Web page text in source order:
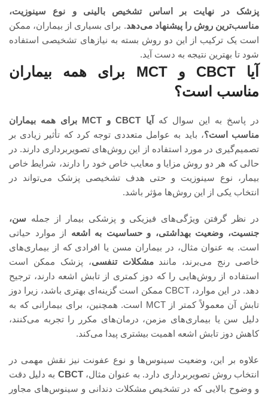
پزشک در نهایت بر اساس تشخیص بالینی و نوع سینوزیت،
مناسب‌ترین روش را پیشنهاد می‌دهد. برای بسیاری از بیماران، ممکن
است یک ترکیب از این دو روش بسته به نیازهای تشخیصی استفاده
شود تا بهترین نتیجه به دست آید.
آیا CBCT و MCT برای همه بیماران
مناسب است؟
در پاسخ به این سوال که
آیا CBCT و MCT برای همه بیماران
مناسب است؟، باید به عوامل متعددی توجه کرد که تأثیر زیادی بر
تصمیم‌گیری در مورد استفاده از این روش‌های تصویربرداری دارند. در
حالی که هر دو روش مزایا و معایب خاص خود را دارند، شرایط خاص
بیمار، نوع سینوزیت و حتی هدف تشخیصی پزشک می‌تواند در
انتخاب یکی از این روش‌ها مؤثر باشد.
در نظر گرفتن ویژگی‌های فیزیکی و پزشکی بیمار از جمله سن،
جنسیت، وضعیت بهداشتی، و حساسیت به اشعه از موارد حیاتی
است. به عنوان مثال، در بیماران مسن یا افرادی که از بیماری‌های
خاصی رنج می‌برند، مانندمشکلات تنفسی، پزشک ممکن است
استفاده از روش‌هایی را که دوز کمتری از تابش اشعه دارند، ترجیح
دهد. در این موارد، CBCT ممکن است گزینه‌ای بهتری باشد، زیرا دوز
تابش آن معمولاً کمتر از MCT است. همچنین، برای بیمارانی که به
دلیل سن یا بیماری‌های مزمن، درمان‌های مکرر را تجربه می‌کنند،
کاهش دوز تابش اشعه اهمیت بیشتری پیدا می‌کند.
علاوه بر این، وضعیت سینوس‌ها و نوع عفونت نیز نقش مهمی در
انتخاب روش تصویربرداری دارد. به عنوان مثال،CBCT به دلیل دقت
و وضوح بالایی که در تشخیص مشکلات دندانی و سینوس‌های مجاور